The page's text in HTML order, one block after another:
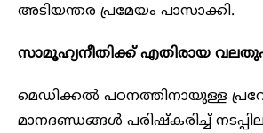
അടിയന്തര പ്രമേയം പാസാക്കി.
സാമൂഹ്യനീതിക്ക് എതിരായ
മെഡിക്കൽ പഠനത്തിനായുള്ള
മാനദണ്ഡങ്ങൾ പരിഷ്കരിച്ച്